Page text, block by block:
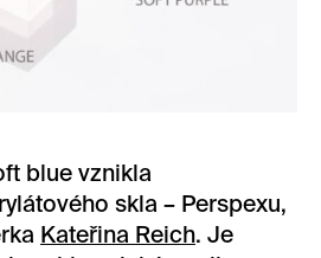
blue vznikla
skla – Perspexu,
Kateřina Reich. Je